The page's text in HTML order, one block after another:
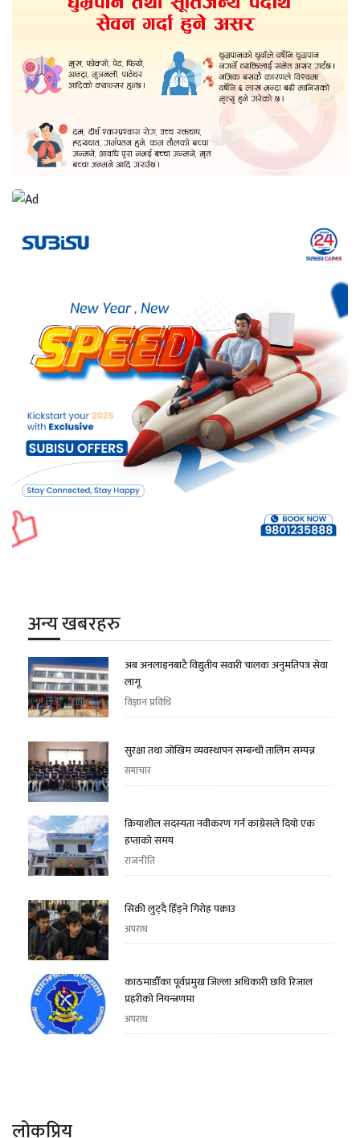
अन्य खबरहरु
अब अनलाइनबाटै विद्युतीय सवारी चालक अनुमतिपत्र सेवा
लागू
विज्ञान प्रविधि
सुरक्षा तथा जोखिम व्यवस्थापन सम्बन्धी तालिम सम्पन्न
समाचार
क्रियाशील सदस्यता नवीकरण गर्न कांग्रेसले दियो एक
हप्ताको समय
राजनीति
सिक्री लुट्दै हिँड्ने गिरोह पक्राउ
अपराध
काठमाडौँका पूर्वप्रमुख जिल्ला अधिकारी छवि रिजाल
प्रहरीको नियन्त्रणमा
अपराध